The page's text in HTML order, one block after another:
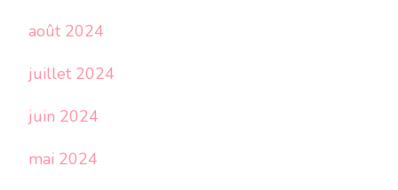
août 2024
juillet 2024
juin 2024
mai 2024